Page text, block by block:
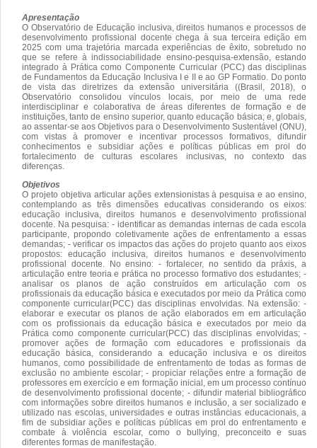
Apresentação
O Observatório de Educação inclusiva, direitos humanos e processos de
desenvolvimento profissional docente chega à sua terceira edição em
2025 com uma trajetória marcada experiências de êxito, sobretudo no
que se refere à indissociabilidade ensino-pesquisa-extensão, estando
integrado à Prática como Componente Curricular (PCC) das disciplinas
de Fundamentos da Educação Inclusiva I e II e ao GP Formatio. Do ponto
de vista das diretrizes da extensão universitária ((Brasil, 2018), o
Observatório consolidou vínculos locais, por meio de uma rede
interdisciplinar e colaborativa de áreas diferentes de formação e de
instituições, tanto de ensino superior, quanto educação básica; e, globais,
ao assentar-se aos Objetivos para o Desenvolvimento Sustentável (ONU),
com vistas à promover e incentivar processos formativos, difundir
conhecimentos e subsidiar ações e políticas públicas em prol do
fortalecimento de culturas escolares inclusivas, no contexto das
diferenças.
Objetivos
O projeto objetiva articular ações extensionistas à pesquisa e ao ensino,
contemplando as três dimensões educativas considerando os eixos:
educação inclusiva, direitos humanos e desenvolvimento profissional
docente. Na pesquisa: - identificar as demandas internas de cada escola
participante, propondo coletivamente ações de enfrentamento a essas
demandas; - verificar os impactos das ações do projeto quanto aos eixos
propostos: educação inclusiva, direitos humanos e desenvolvimento
profissional docente. No ensino: - fortalecer, no sentido da práxis, a
articulação entre teoria e prática no processo formativo dos estudantes; -
analisar os planos de ação construídos em articulação com os
profissionais da educação básica e executados por meio da Prática como
componente curricular(PCC) das disciplinas envolvidas. Na extensão: -
elaborar e executar os planos de ação elaborados em em articulação
com os profissionais da educação básica e executados por meio da
Prática como componente curricular(PCC) das disciplinas envolvidas; -
promover ações de formação com educadores e profissionais da
educação básica, considerando a educação inclusiva e os direitos
humanos, como possibilidade de enfrentamento de todas as formas de
exclusão no ambiente escolar; - propiciar relações entre a formação de
professores em exercício e em formação inicial, em um processo contínuo
de desenvolvimento profissional docente; - difundir material bibliográfico
com informações sobre direitos humanos e inclusão, a ser socializado e
utilizado nas escolas, universidades e outras instâncias educacionais, a
fim de subsidiar ações e políticas públicas em prol do enfrentamento e
combate à violência escolar, como o bullying, preconceito e suas
diferentes formas de manifestação.